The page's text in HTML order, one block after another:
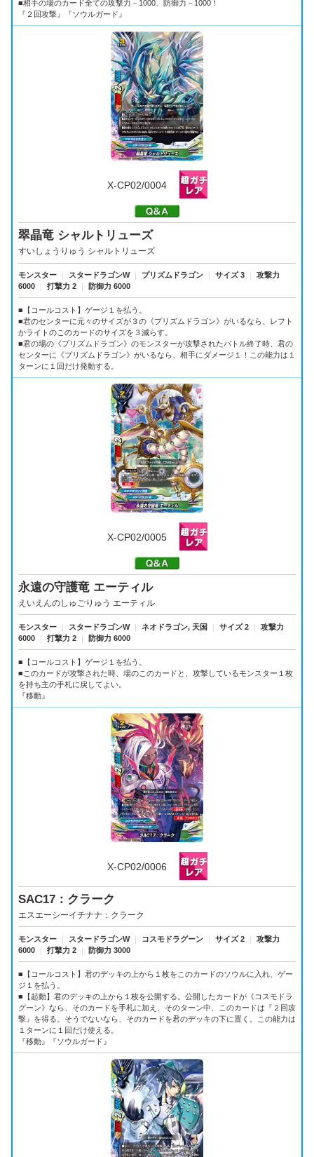
■相手の場のカード全ての攻撃力－1000、防御力－1000！
『２回攻撃』『ソウルガード』
X-CP02/0004
翠晶竜 シャルトリューズ
すいしょうりゅう シャルトリューズ
モンスター ｜ スタードラゴンW ｜ プリズムドラゴン ｜ サイズ 3 ｜
攻撃力
6000
｜ 打撃力 2 ｜ 防御力 6000
■【コールコスト】ゲージ１を払う。
■君のセンターに元々のサイズが３の《プリズムドラゴン》がいるなら、レフト
かライトのこのカードのサイズを３減らす。
■君の場の《プリズムドラゴン》のモンスターが攻撃されたバトル終了時、君の
センターに《プリズムドラゴン》がいるなら、相手にダメージ１！この能力は１
ターンに１回だけ発動する。
X-CP02/0005
永遠の守護竜 エーティル
えいえんのしゅごりゅう エーティル
モンスター ｜ スタードラゴンW ｜ ネオドラゴン, 天国 ｜ サイズ 2 ｜
攻撃力
6000
｜ 打撃力 2 ｜ 防御力 6000
■【コールコスト】ゲージ１を払う。
■このカードが攻撃された時、場のこのカードと、攻撃しているモンスター１枚
を持ち主の手札に戻してよい。
『移動』
X-CP02/0006
SAC17：クラーク
エスエーシーイチナナ：クラーク
モンスター ｜ スタードラゴンW ｜ コスモドラグーン ｜ サイズ 2 ｜
攻撃力
6000
｜ 打撃力 2 ｜ 防御力 3000
■【コールコスト】君のデッキの上から１枚をこのカードのソウルに入れ、ゲー
ジ１を払う。
■【起動】君のデッキの上から１枚を公開する。公開したカードが《コスモドラ
グーン》なら、そのカードを手札に加え、そのターン中、このカードは『２回攻
撃』を得る。そうでないなら、そのカードを君のデッキの下に置く。この能力は
１ターンに１回だけ使える。
『移動』『ソウルガード』